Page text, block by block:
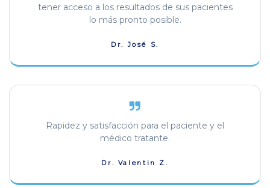
tener acceso a los resultados de sus pacientes
lo más pronto posible.
Dr. José S.
Rapidez y satisfacción para el paciente y el
médico tratante.
Dr. Valentin Z.